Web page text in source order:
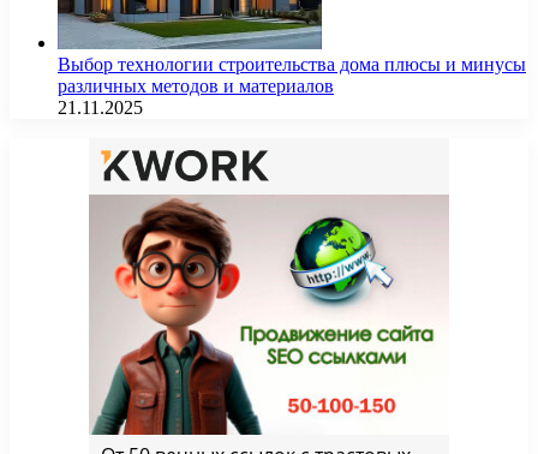
Выбор технологии строительства дома плюсы и минусы
различных методов и материалов
21.11.2025